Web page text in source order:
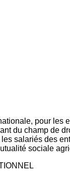
pour les
du champ de
salariés des
sociale